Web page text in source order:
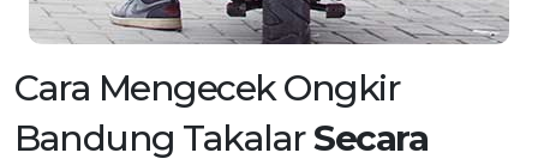
Cara Mengecek Ongkir
Bandung TakalarSecara